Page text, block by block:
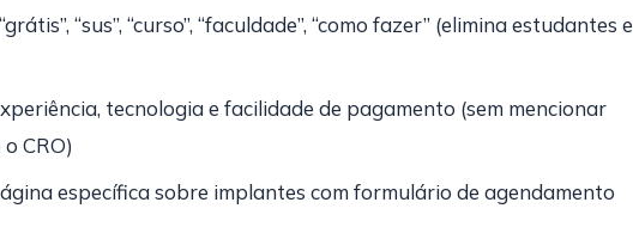
“sus”, “curso”, “faculdade”, “como fazer” (elimina estudantes e
tecnologia e facilidade de pagamento (sem mencionar
CRO)
específica sobre implantes com formulário de agendamento